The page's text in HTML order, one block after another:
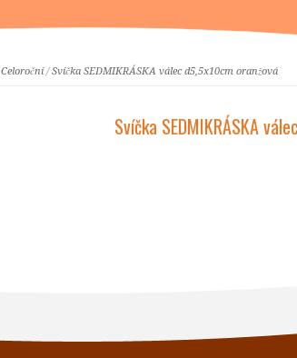
Celoroční/Svíčka SEDMIKRÁSKA válec d5,5x10cm oranžová
Svíčka SEDMIKRÁSKA